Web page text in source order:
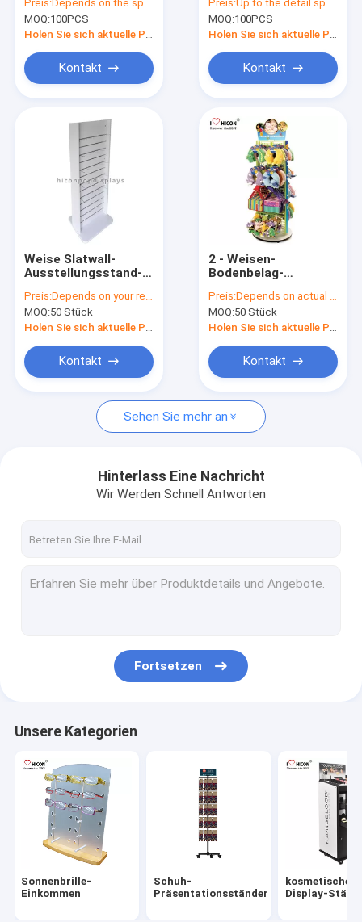
Produkte
Über uns
Fabrik Tour
Referenzen
Sonnenbrille-Einkommen
Schuh-Präsentationsständer
Kleidungs-Ladenbaue
Fliesen-Präsentationsständer
Zusatz-Ausstellungsstand
Metall Display-Racks
Gestelle aus Holz anzeigen
Acryleinkommen
BodenbelagAusstellungsstände
Gondel-
Einzelhandels-
Anzeigen-Fach
Preis:Depends on the specification
MOQ:100PCS
Holen Sie sich aktuelle Preis
Kontakt
Anzeige, die freien
Entwurf für
Supermarkt beiseite
Preis:Up to the detail specification
MOQ:100PCS
Holen Sie sich aktuelle Preis
Kontakt
Weise Slatwall-
Ausstellungsstand-
bewegliches
hölzernes Gondel-
Fach des Weiß-2
Preis:Depends on your requirements
MOQ:50 Stück
Holen Sie sich aktuelle Preis
Kontakt
2 - Weisen-
Bodenbelag-
Gitter-Rückseiten-
hölzerne Basis
scherzt Spielzeug-
Preis:Depends on actual specifications
MOQ:50 Stück
Holen Sie sich aktuelle Preis
Kontakt
Sehen Sie mehr an
Hinterlass Eine Nachricht
Wir Werden Schnell Antworten
Fortsetzen
Unsere Kategorien
Sonnenbrille-
Einkommen
Schuh-
Präsentationsständer
kosmetische
Display-